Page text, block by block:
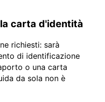
carta d'identità
richiesti: sarà
di identificazione
o una carta
da sola non è